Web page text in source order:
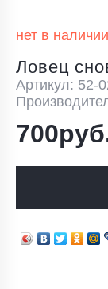
нет в наличии
Ловец
Артикул: 52-